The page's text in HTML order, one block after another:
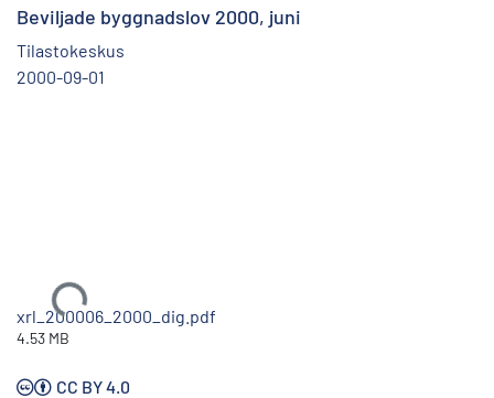
Beviljade byggnadslov 2000, juni
Tilastokeskus
2000-09-01
Ladataan...
xrl_200006_2000_dig.pdf
4.53 MB
CC BY 4.0